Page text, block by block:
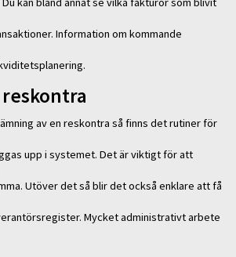
Information om kommande
av en reskontra så finns det rutiner för
upp i systemet. Det är viktigt för att
Utöver det så blir det också enklare att få
Mycket administrativt arbete